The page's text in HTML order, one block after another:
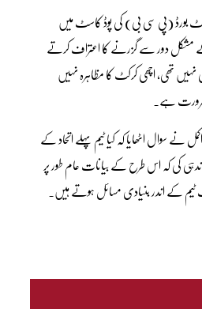
بورڈ (پی سی بی) کی پوڈ کاسٹ میں
مشکل دور سے گزرنے کا اعتراف کرتے
نہیں تھی، اچھی کرکٹ کا مظاہرہ نہیں
ضرورت ہے۔
نے سوال اٹھایا کہ کیا ٹیم پہلے اتحاد کے
کی کہ اس طرح کے بیانات عام طور پر
کے اندر بنیادی مسائل ہوتے ہیں۔